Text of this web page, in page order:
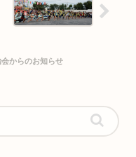
からのお知らせ